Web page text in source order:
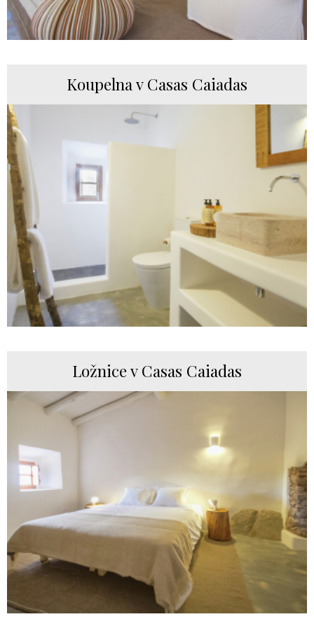
Koupelna v Casas Caiadas
Ložnice v Casas Caiadas